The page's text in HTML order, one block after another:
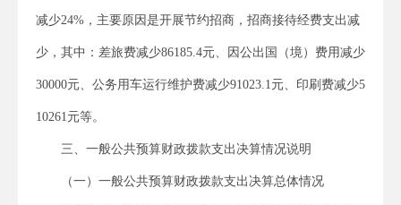
减少24%，主要原因是开展节约招商，招商接待经费支出减
少，其中：差旅费减少86185.4元、因公出国（境）费用减少
30000元、公务用车运行维护费减少91023.1元、印刷费减少5
10261元等。
三、一般公共预算财政拨款支出决算情况说明
（一）一般公共预算财政拨款支出决算总体情况